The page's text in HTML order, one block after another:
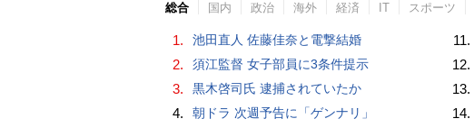
総合 国内 政治 海外 経済 IT スポーツ
1. 池田直人 佐藤佳奈と電撃結婚
2. 須江監督 女子部員に3条件提示
3. 黒木啓司氏 逮捕されていたか
4. 朝ドラ 次週予告に「ゲンナリ」
11.
12.
13.
14.